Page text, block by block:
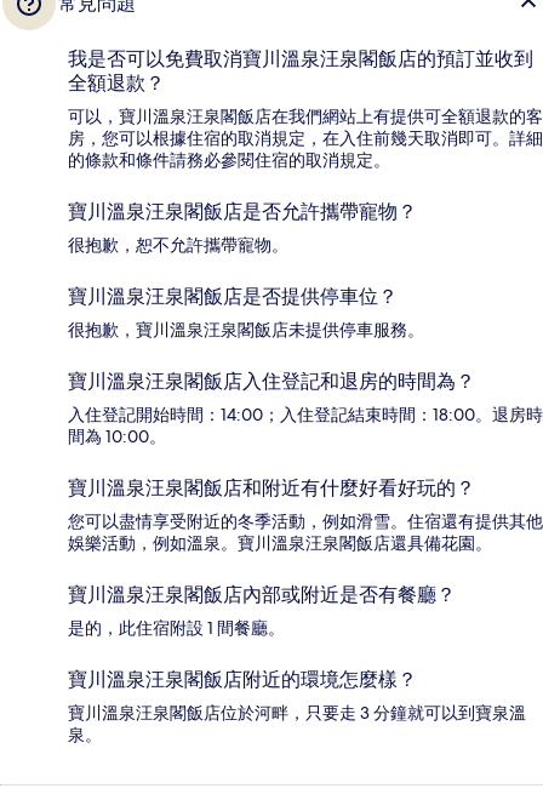
我是否可以免費取消寶川溫泉汪泉閣飯店的預訂並收到
全額退款？
可以，寶川溫泉汪泉閣飯店在我們網站上有提供可全額退款的客
房，您可以根據住宿的取消規定，在入住前幾天取消即可。詳細
的條款和條件請務必參閱住宿的取消規定。
寶川溫泉汪泉閣飯店是否允許攜帶寵物？
很抱歉，恕不允許攜帶寵物。
寶川溫泉汪泉閣飯店是否提供停車位？
很抱歉，寶川溫泉汪泉閣飯店未提供停車服務。
寶川溫泉汪泉閣飯店入住登記和退房的時間為？
入住登記開始時間：14:00；入住登記結束時間：18:00。退房時
間為 10:00。
寶川溫泉汪泉閣飯店和附近有什麼好看好玩的？
您可以盡情享受附近的冬季活動，例如滑雪。住宿還有提供其他
娛樂活動，例如溫泉。寶川溫泉汪泉閣飯店還具備花園。
寶川溫泉汪泉閣飯店內部或附近是否有餐廳？
是的，此住宿附設 1 間餐廳。
寶川溫泉汪泉閣飯店附近的環境怎麼樣？
寶川溫泉汪泉閣飯店位於河畔，只要走 3 分鐘就可以到寶泉溫
泉。